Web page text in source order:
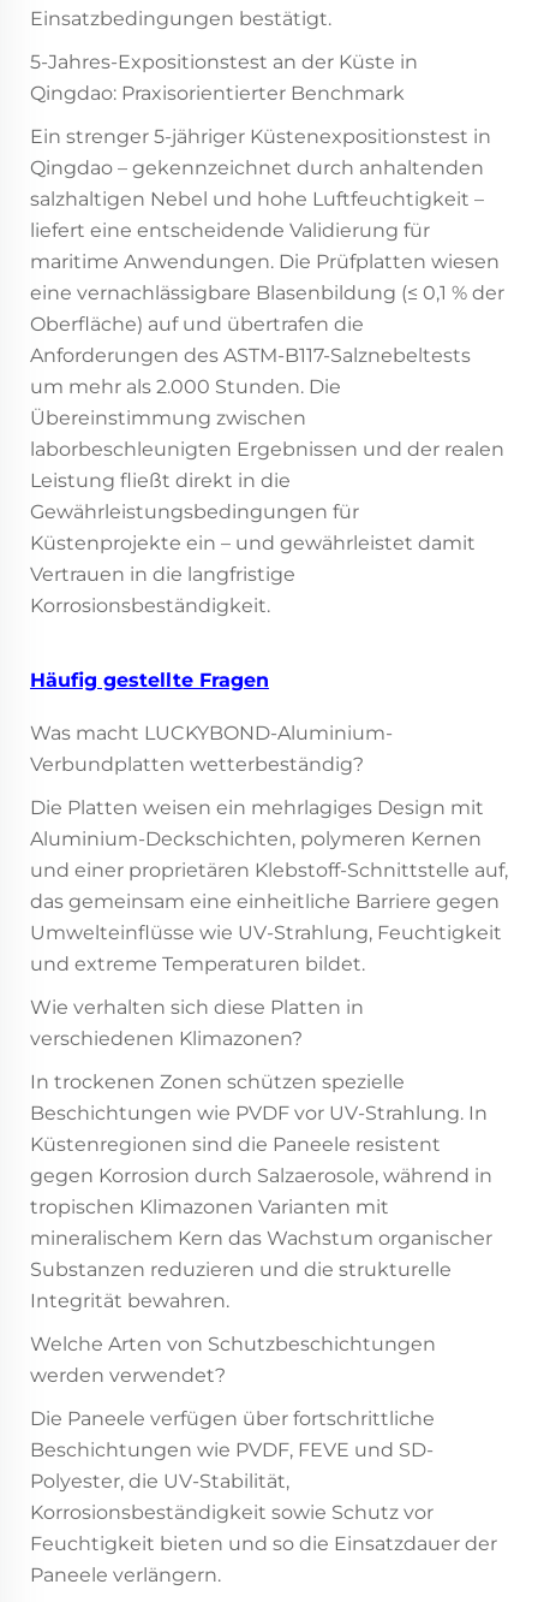
Einsatzbedingungen bestätigt.
5-Jahres-Expositionstest an der Küste in
Qingdao: Praxisorientierter Benchmark
Ein strenger 5-jähriger Küstenexpositionstest in
Qingdao – gekennzeichnet durch anhaltenden
salzhaltigen Nebel und hohe Luftfeuchtigkeit –
liefert eine entscheidende Validierung für
maritime Anwendungen. Die Prüfplatten wiesen
eine vernachlässigbare Blasenbildung (≤ 0,1 % der
Oberfläche) auf und übertrafen die
Anforderungen des ASTM-B117-Salznebeltests
um mehr als 2.000 Stunden. Die
Übereinstimmung zwischen
laborbeschleunigten Ergebnissen und der realen
Leistung fließt direkt in die
Gewährleistungsbedingungen für
Küstenprojekte ein – und gewährleistet damit
Vertrauen in die langfristige
Korrosionsbeständigkeit.
Häufig gestellte Fragen
Was macht LUCKYBOND-Aluminium-
Verbundplatten wetterbeständig?
Die Platten weisen ein mehrlagiges Design mit
Aluminium-Deckschichten, polymeren Kernen
und einer proprietären Klebstoff-Schnittstelle auf,
das gemeinsam eine einheitliche Barriere gegen
Umwelteinflüsse wie UV-Strahlung, Feuchtigkeit
und extreme Temperaturen bildet.
Wie verhalten sich diese Platten in
verschiedenen Klimazonen?
In trockenen Zonen schützen spezielle
Beschichtungen wie PVDF vor UV-Strahlung. In
Küstenregionen sind die Paneele resistent
gegen Korrosion durch Salzaerosole, während in
tropischen Klimazonen Varianten mit
mineralischem Kern das Wachstum organischer
Substanzen reduzieren und die strukturelle
Integrität bewahren.
Welche Arten von Schutzbeschichtungen
werden verwendet?
Die Paneele verfügen über fortschrittliche
Beschichtungen wie PVDF, FEVE und SD-
Polyester, die UV-Stabilität,
Korrosionsbeständigkeit sowie Schutz vor
Feuchtigkeit bieten und so die Einsatzdauer der
Paneele verlängern.